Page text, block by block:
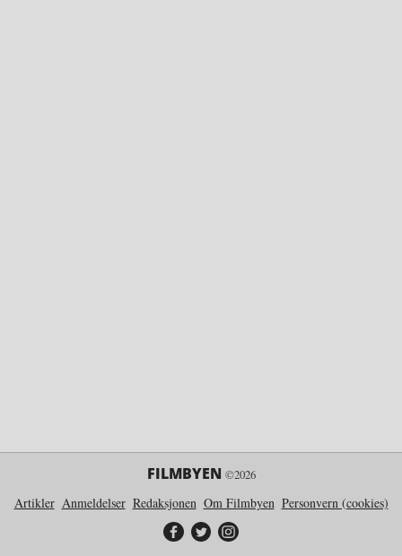
FILMBYEN ©2026
Artikler Anmeldelser Redaksjonen Om Filmbyen Personvern (cookies)
Filmbyen på Facebook
Filmbyen på Twitter
Filmbyen på Instagram